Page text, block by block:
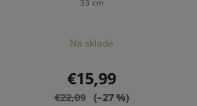
33 cm
Na sklade
€15,99
€22,09 (–27 %)